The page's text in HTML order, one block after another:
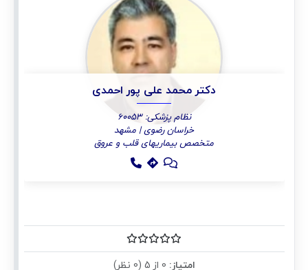
دکتر محمد علی پور احمدی
نظام پزشکی: 60053
خراسان رضوی | مشهد
متخصص بیماریهای قلب و عروق
امتیاز: